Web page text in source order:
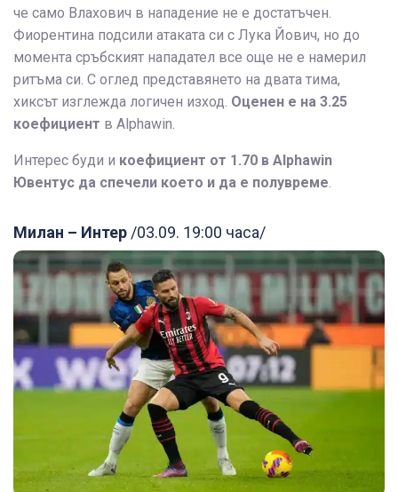
че само Влахович в нападение не е достатъчен.
Фиорентина подсили атаката си с Лука Йович, но до
момента сръбският нападател все още не е намерил
ритъма си. С оглед представянето на двата тима,
хиксът изглежда логичен изход. Оценен е на 3.25
коефициент в Alphawin.
Интерес буди и коефициент от 1.70 в Alphawin
Ювентус да спечели което и да е полувреме
Милан – Интер /03.09. 19:00 часа/